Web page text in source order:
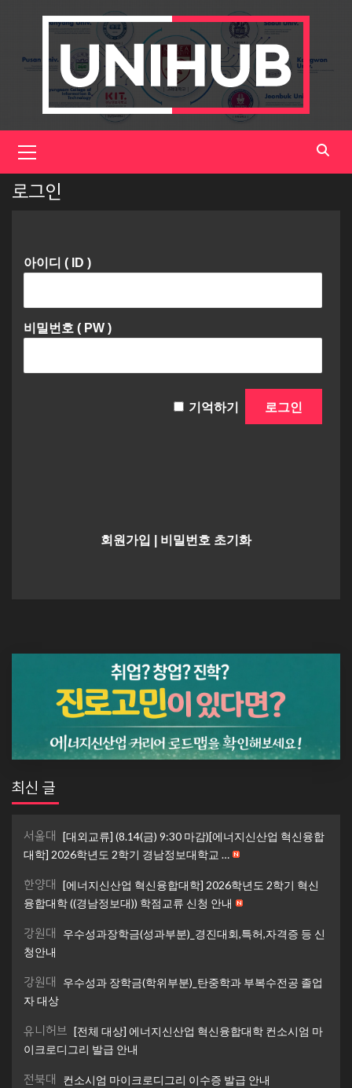
Menu
로그인
아이디 ( ID )
비밀번호 ( PW )
기억하기
회원가입 비밀번호 초기화
최신 글
서울대 [대외교류] (8.14(금) 9:30 마감)[에너지신산업 혁신융합
대학] 2026학년도 2학기 경남정보대학교 …
한양대 [에너지신산업 혁신융합대학] 2026학년도 2학기 혁신
융합대학 ((경남정보대)) 학점교류 신청 안내
강원대
우수성과장학금(성과부분)_경진대회,특허,자격증 등 신
청안내
강원대
우수성과 장학금(학위부분)_탄중학과 부복수전공 졸업
자 대상
유니허브 [전체 대상] 에너지신산업 혁신융합대학 컨소시엄 마
이크로디그리 발급 안내
전북대 컨소시엄 마이크로디그리 이수증 발급 안내